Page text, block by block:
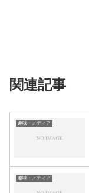
関連記事
趣味・メディア
趣味・メディア